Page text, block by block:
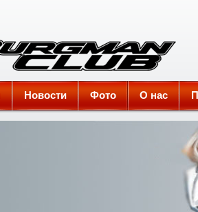
Новости Фото О нас